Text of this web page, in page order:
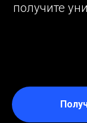
получите